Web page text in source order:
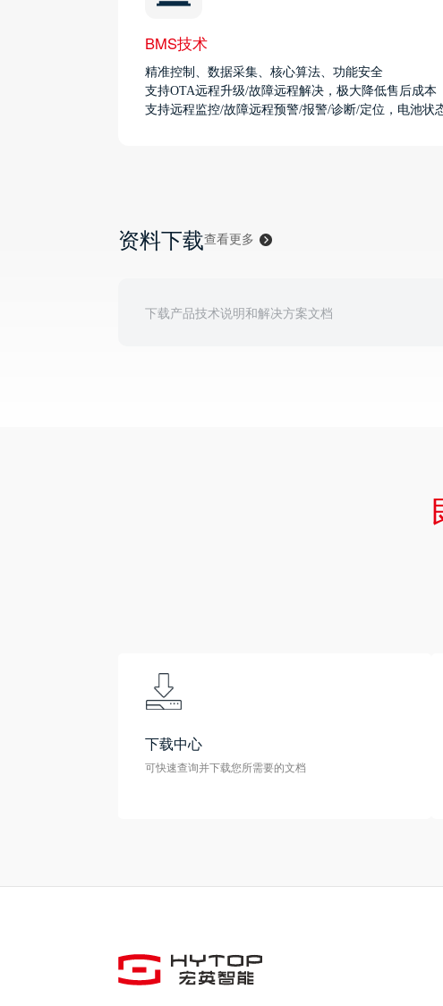
BMS技术
精准控制、数据采集、核心算法、功能安全
支持OTA远程升级/故障远程解决，极大降低售后成本
支持远程监控/故障远程预警/报警/诊断/定位，电池状
资料下载查看更多
下载产品技术说明和解决方案文档
下载中心
可快速查询并下载您所需要的文档